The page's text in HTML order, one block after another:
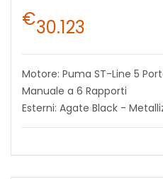
€30.123
Motore: Puma ST-Line 5
Manuale a 6 Rapporti
Esterni: Agate Black -